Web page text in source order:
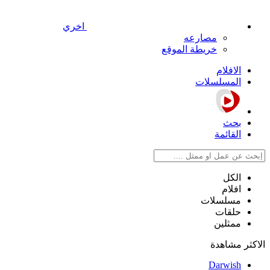
اخري
مصارعه
خريطة الموقع
الافلام
المسلسلات
بحث
القائمة
الكل
افلام
مسلسلات
حلقات
ممثلين
الاكثر مشاهدة
Darwish